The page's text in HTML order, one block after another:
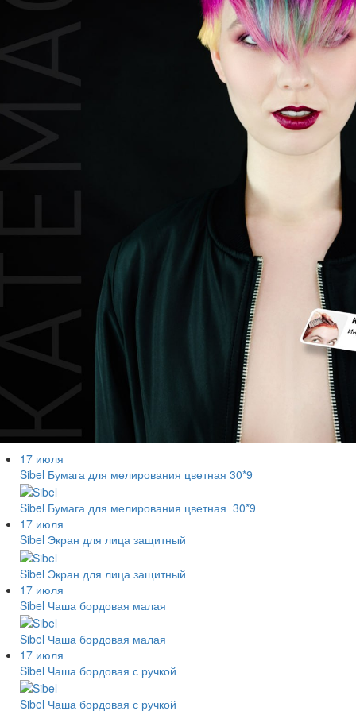
17 июля
Sibel Бумага для мелирования цветная 30*9
Sibel Бумага для мелирования цветная 30*9
17 июля
Sibel Экран для лица защитный
Sibel Экран для лица защитный
17 июля
Sibel Чаша бордовая малая
Sibel Чаша бордовая малая
17 июля
Sibel Чаша бордовая с ручкой
Sibel Чаша бордовая с ручкой